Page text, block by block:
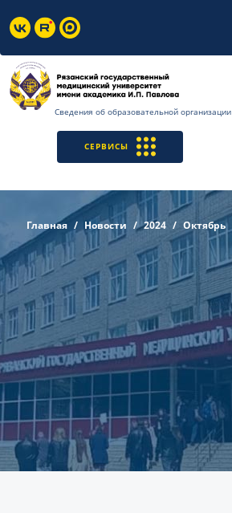
Сведения об образовательной организации
СЕРВИСЫ
Главная Новости 2024 Октябрь